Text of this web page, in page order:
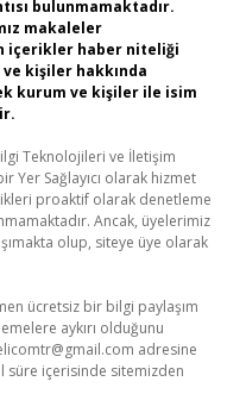
bulunmamaktadır.
makaleler
içerikler haber niteliği
kişiler hakkında
kurum ve kişiler ile isim
Teknolojileri ve İletişim
Yer Sağlayıcı olarak hizmet
proaktif olarak denetleme
Ancak, üyelerimiz
olup, siteye üye olarak
ücretsiz bir bilgi paylaşım
aykırı olduğunu
adresine
süre içerisinde sitemizden